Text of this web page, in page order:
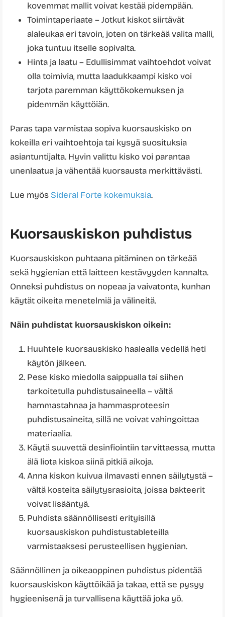
kovemmat mallit voivat kestää pidempään.
Toimintaperiaate – Jotkut kiskot siirtävät
alaleukaa eri tavoin, joten on tärkeää valita malli,
joka tuntuu itselle sopivalta.
Hinta ja laatu – Edullisimmat vaihtoehdot voivat
olla toimivia, mutta laadukkaampi kisko voi
tarjota paremman käyttökokemuksen ja
pidemmän käyttöiän.
Paras tapa varmistaa sopiva kuorsauskisko on
kokeilla eri vaihtoehtoja tai kysyä suosituksia
asiantuntijalta. Hyvin valittu kisko voi parantaa
unenlaatua ja vähentää kuorsausta merkittävästi.
Lue myös Sideral Forte kokemuksia.
Kuorsauskiskon puhdistus
Kuorsauskiskon puhtaana pitäminen on tärkeää
sekä hygienian että laitteen kestävyyden kannalta.
Onneksi puhdistus on nopeaa ja vaivatonta, kunhan
käytät oikeita menetelmiä ja välineitä.
Näin puhdistat kuorsauskiskon oikein:
Huuhtele kuorsauskisko haalealla vedellä heti
käytön jälkeen.
Pese kisko miedolla saippualla tai siihen
tarkoitetulla puhdistusaineella – vältä
hammastahnaa ja hammasproteesin
puhdistusaineita, sillä ne voivat vahingoittaa
materiaalia.
Käytä suuvettä desinfiointiin tarvittaessa, mutta
älä liota kiskoa siinä pitkiä aikoja.
Anna kiskon kuivua ilmavasti ennen säilytystä –
vältä kosteita säilytysrasioita, joissa bakteerit
voivat lisääntyä.
Puhdista säännöllisesti erityisillä
kuorsauskiskon puhdistustableteilla
varmistaaksesi perusteellisen hygienian.
Säännöllinen ja oikeaoppinen puhdistus pidentää
kuorsauskiskon käyttöikää ja takaa, että se pysyy
hygieenisenä ja turvallisena käyttää joka yö.